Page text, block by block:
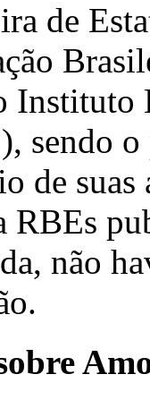
de
Instituto
sendo
de
RBEs
não